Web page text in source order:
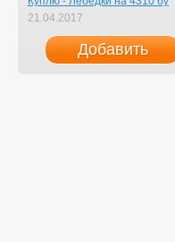
21.04.2017
Добавить